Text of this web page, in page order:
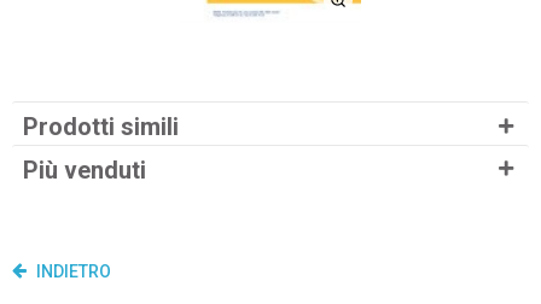
Prodotti simili
Più venduti
INDIETRO